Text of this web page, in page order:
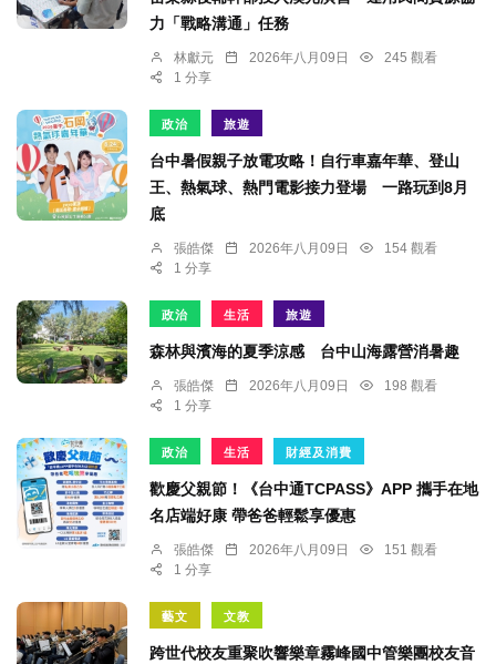
力「戰略溝通」任務
林獻元 2026年八月09日
245 觀看
1 分享
政治 旅遊
台中暑假親子放電攻略！自行車嘉年華、登山
王、熱氣球、熱門電影接力登場 一路玩到8月
底
張皓傑 2026年八月09日
154 觀看
1 分享
政治 生活 旅遊
森林與濱海的夏季涼感 台中山海露營消暑趣
張皓傑 2026年八月09日
198 觀看
1 分享
政治 生活 財經及消費
歡慶父親節！《台中通TCPASS》APP 攜手在地
名店端好康 帶爸爸輕鬆享優惠
張皓傑 2026年八月09日
151 觀看
1 分享
藝文 文教
跨世代校友重聚吹響樂章霧峰國中管樂團校友音